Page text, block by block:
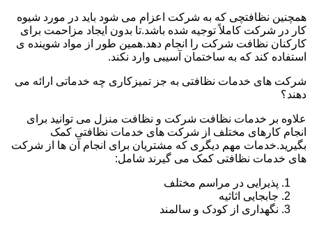
همچنین نظافتچی که به شرکت اعزام می شود باید در مورد شیوه
کار در شرکت کاملاً توجیه شده باشد.تا بدون ایجاد مزاحمت برای
کارکنان نظافت شرکت را انجام دهد.همین طور از مواد شوینده ی
استفاده کند که به ساختمان آسیبی وارد نکند.
شرکت های خدمات نظافتی به جز تمیزکاری چه خدماتی ارائه می
دهند؟
علاوه بر خدمات نظافت شرکت و نظافت منزل می توانید برای
انجام کارهای مختلف از شرکت های خدمات نظافتی کمک
بگیرید.خدمات مهم دیگری که مشتریان برای انجام آن ها از شرکت
های خدمات نظافتی کمک می گیرند شامل:
پذیرایی در مراسم مختلف
جابجایی اثاثیه
نگهداری از کودک و سالمند